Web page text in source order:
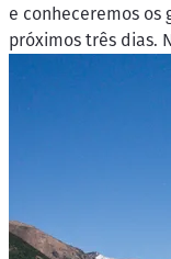
e conheceremos os
próximos três dias.